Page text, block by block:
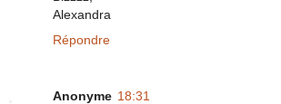
Alexandra
Répondre
Anonyme 18:31